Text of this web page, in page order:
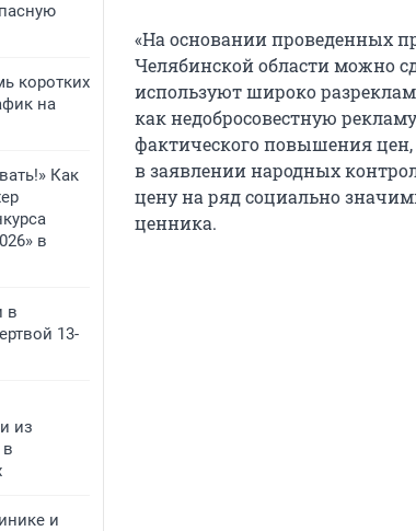
коротких
на
Как
в
в
13-
из
в
и
«На основании проведенных
Челябинской области можно
используют широко
как недобросовестную
фактического повышения цен,
в заявлении народных
цену на ряд социально
ценника.